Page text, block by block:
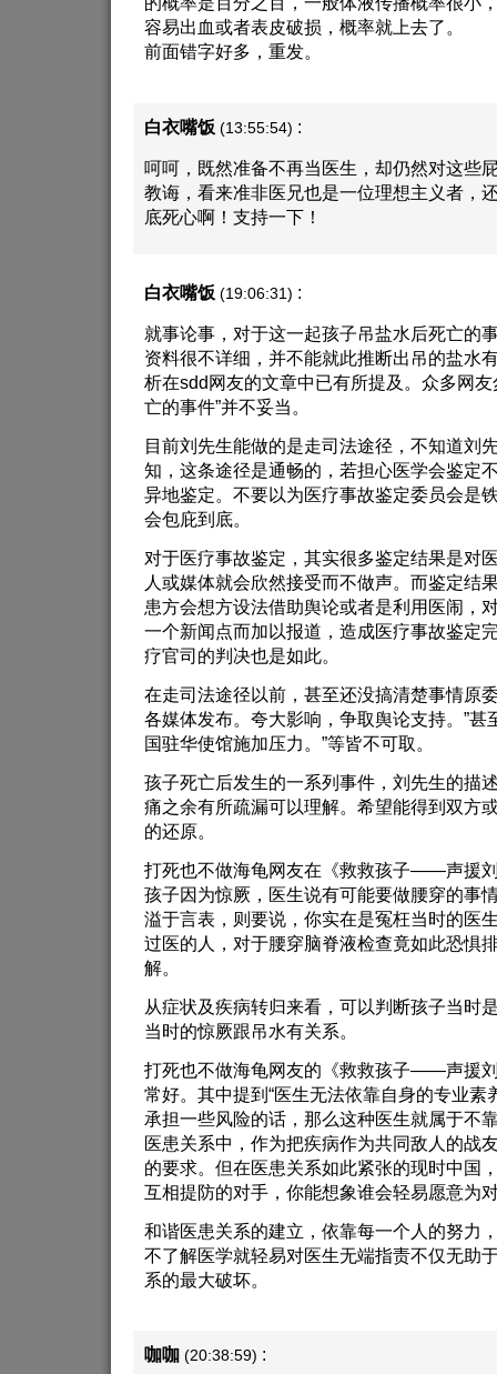
容易出血或者表皮破损，概率就上去了。
前面错字好多，重发。
白衣嘴饭 (13:55:54) :
呵呵，既然准备不再当医生，却仍然对这些
教诲，看来准非医兄也是一位理想主义者，
底死心啊！支持一下！
白衣嘴饭 (19:06:31) :
就事论事，对于这一起孩子吊盐水后死亡的
资料很不详细，并不能就此推断出吊的盐水
析在sdd网友的文章中已有所提及。众多网
亡的事件”并不妥当。
目前刘先生能做的是走司法途径，不知道刘
知，这条途径是通畅的，若担心医学会鉴定
异地鉴定。不要以为医疗事故鉴定委员会是
会包庇到底。
对于医疗事故鉴定，其实很多鉴定结果是对
人或媒体就会欣然接受而不做声。而鉴定结
患方会想方设法借助舆论或者是利用医闹，
一个新闻点而加以报道，造成医疗事故鉴定
疗官司的判决也是如此。
在走司法途径以前，甚至还没搞清楚事情原
各媒体发布。夸大影响，争取舆论支持。”甚
国驻华使馆施加压力。”等皆不可取。
孩子死亡后发生的一系列事件，刘先生的描
痛之余有所疏漏可以理解。希望能得到双方
的还原。
打死也不做海龟网友在《救救孩子——声援
孩子因为惊厥，医生说有可能要做腰穿的事
溢于言表，则要说，你实在是冤枉当时的医
过医的人，对于腰穿脑脊液检查竟如此恐惧
解。
从症状及疾病转归来看，可以判断孩子当时
当时的惊厥跟吊水有关系。
打死也不做海龟网友的《救救孩子——声援
常好。其中提到“医生无法依靠自身的专业素
承担一些风险的话，那么这种医生就属于不
医患关系中，作为把疾病作为共同敌人的战
的要求。但在医患关系如此紧张的现时中国
互相提防的对手，你能想象谁会轻易愿意为
和谐医患关系的建立，依靠每一个人的努力
不了解医学就轻易对医生无端指责不仅无助
系的最大破坏。
咖咖 (20:38:59) :